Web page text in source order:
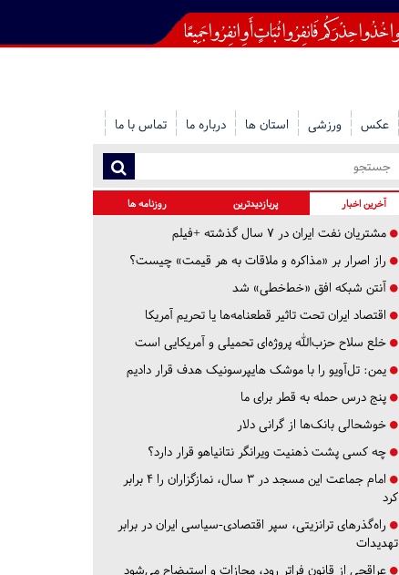
عکس ورزشی استان ها درباره ما تماس با ما
آخرین اخبار پربازدیدترین روزنامه ها
مشتریان نفت ایران در ۷ سال گذشته +فیلم
راز اصرار بر «مذاکره و ملاقات به هر قیمت» چیست؟
آنتن شبکه افق «خط‌خطی» شد
اقتصاد ایران تحت تاثیر قطعنامه‌ها یا تحریم‌ آمریکا
خلع سلاح حزب‌الله پروژه‌ای تحمیلی و آمریکایی است
یمن: تل‌آویو را با موشک هایپرسونیک هدف قرار دادیم
پنج درس‌ حمله به قطر برای ما
خوشحالی بانک‌ها از گرانی دلار
چه کسی پشت ذهنیت ویرانگر نتانیاهو قرار دارد؟
امام جماعت این مسجد در ۳ سال، نمازگزاران را ۴ برابر
کرد
راه‌گذرهای ترانزیتی، سپر اقتصادی-سیاسی ایران در برابر
تهدیدات
عراقچی از قانون فراتر رود، مجازات و استیضاح می‌شود